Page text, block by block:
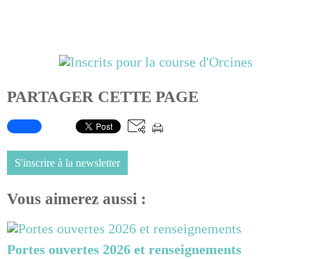
PARTAGER CETTE PAGE
S'inscrire à la newsletter
Vous aimerez aussi :
Portes ouvertes 2026 et renseignements